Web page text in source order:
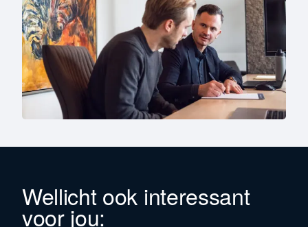
Wellicht ook interessant
voor jou: